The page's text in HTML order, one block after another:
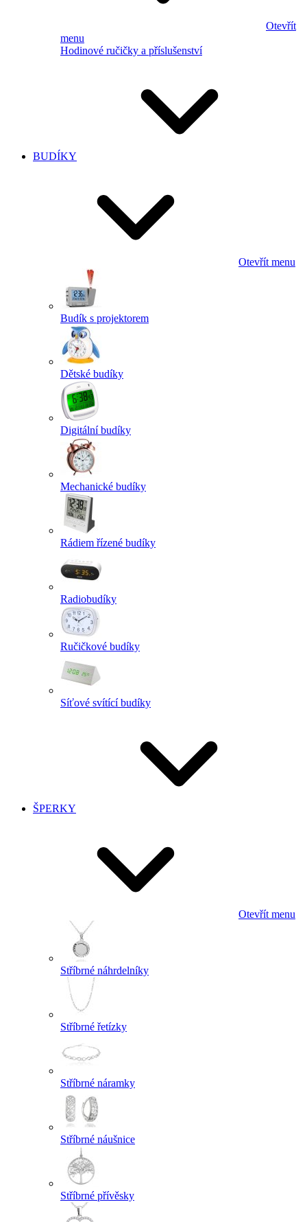
Otevřít
menu
Hodinové ručičky a příslušenství
BUDÍKY
Otevřít menu
Budík s projektorem
Dětské budíky
Digitální budíky
Mechanické budíky
Rádiem řízené budíky
Radiobudíky
Ručičkové budíky
Síťové svítící budíky
ŠPERKY
Otevřít menu
Stříbrné náhrdelníky
Stříbrné řetízky
Stříbrné náramky
Stříbrné náušnice
Stříbrné přívěsky